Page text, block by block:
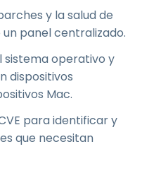
y la salud de
panel centralizado.
sistema operativo y
dispositivos
Mac.
para identificar y
que necesitan